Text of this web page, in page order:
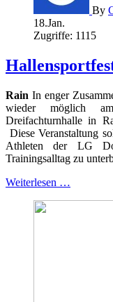
By
18.Jan.
Zugriffe: 1115
Rain In enger
wieder möglich
Dreifachturnhalle in
Diese Veranstaltung
Athleten der LG
Trainingsalltag zu
Weiterlesen …